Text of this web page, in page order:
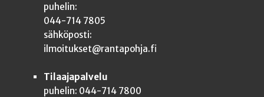
puhelin:
044-714 7805
sähköposti:
ilmoitukset@rantapohja.fi
Tilaajapalvelu
puhelin: 044-714 7800